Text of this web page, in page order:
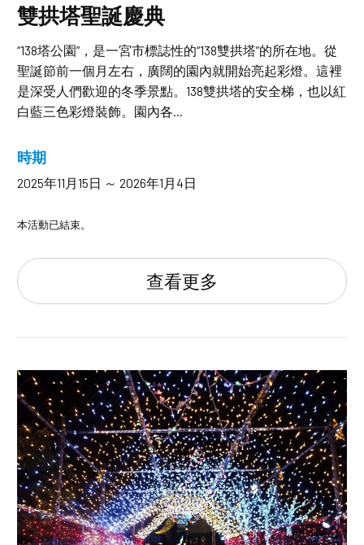
雙拱塔聖誕慶典
“138塔公園”，是一宮市標誌性的“138雙拱塔”的所在地。從
聖誕節前一個月左右，廣闊的園內就開始亮起彩燈。這裡
是深受人們歡迎的冬季景點。138雙拱塔的安全梯，也以紅
白藍三色彩燈裝飾。園內各...
時期
2025年11月15日 ～ 2026年1月4日
本活動已結束。
查看更多